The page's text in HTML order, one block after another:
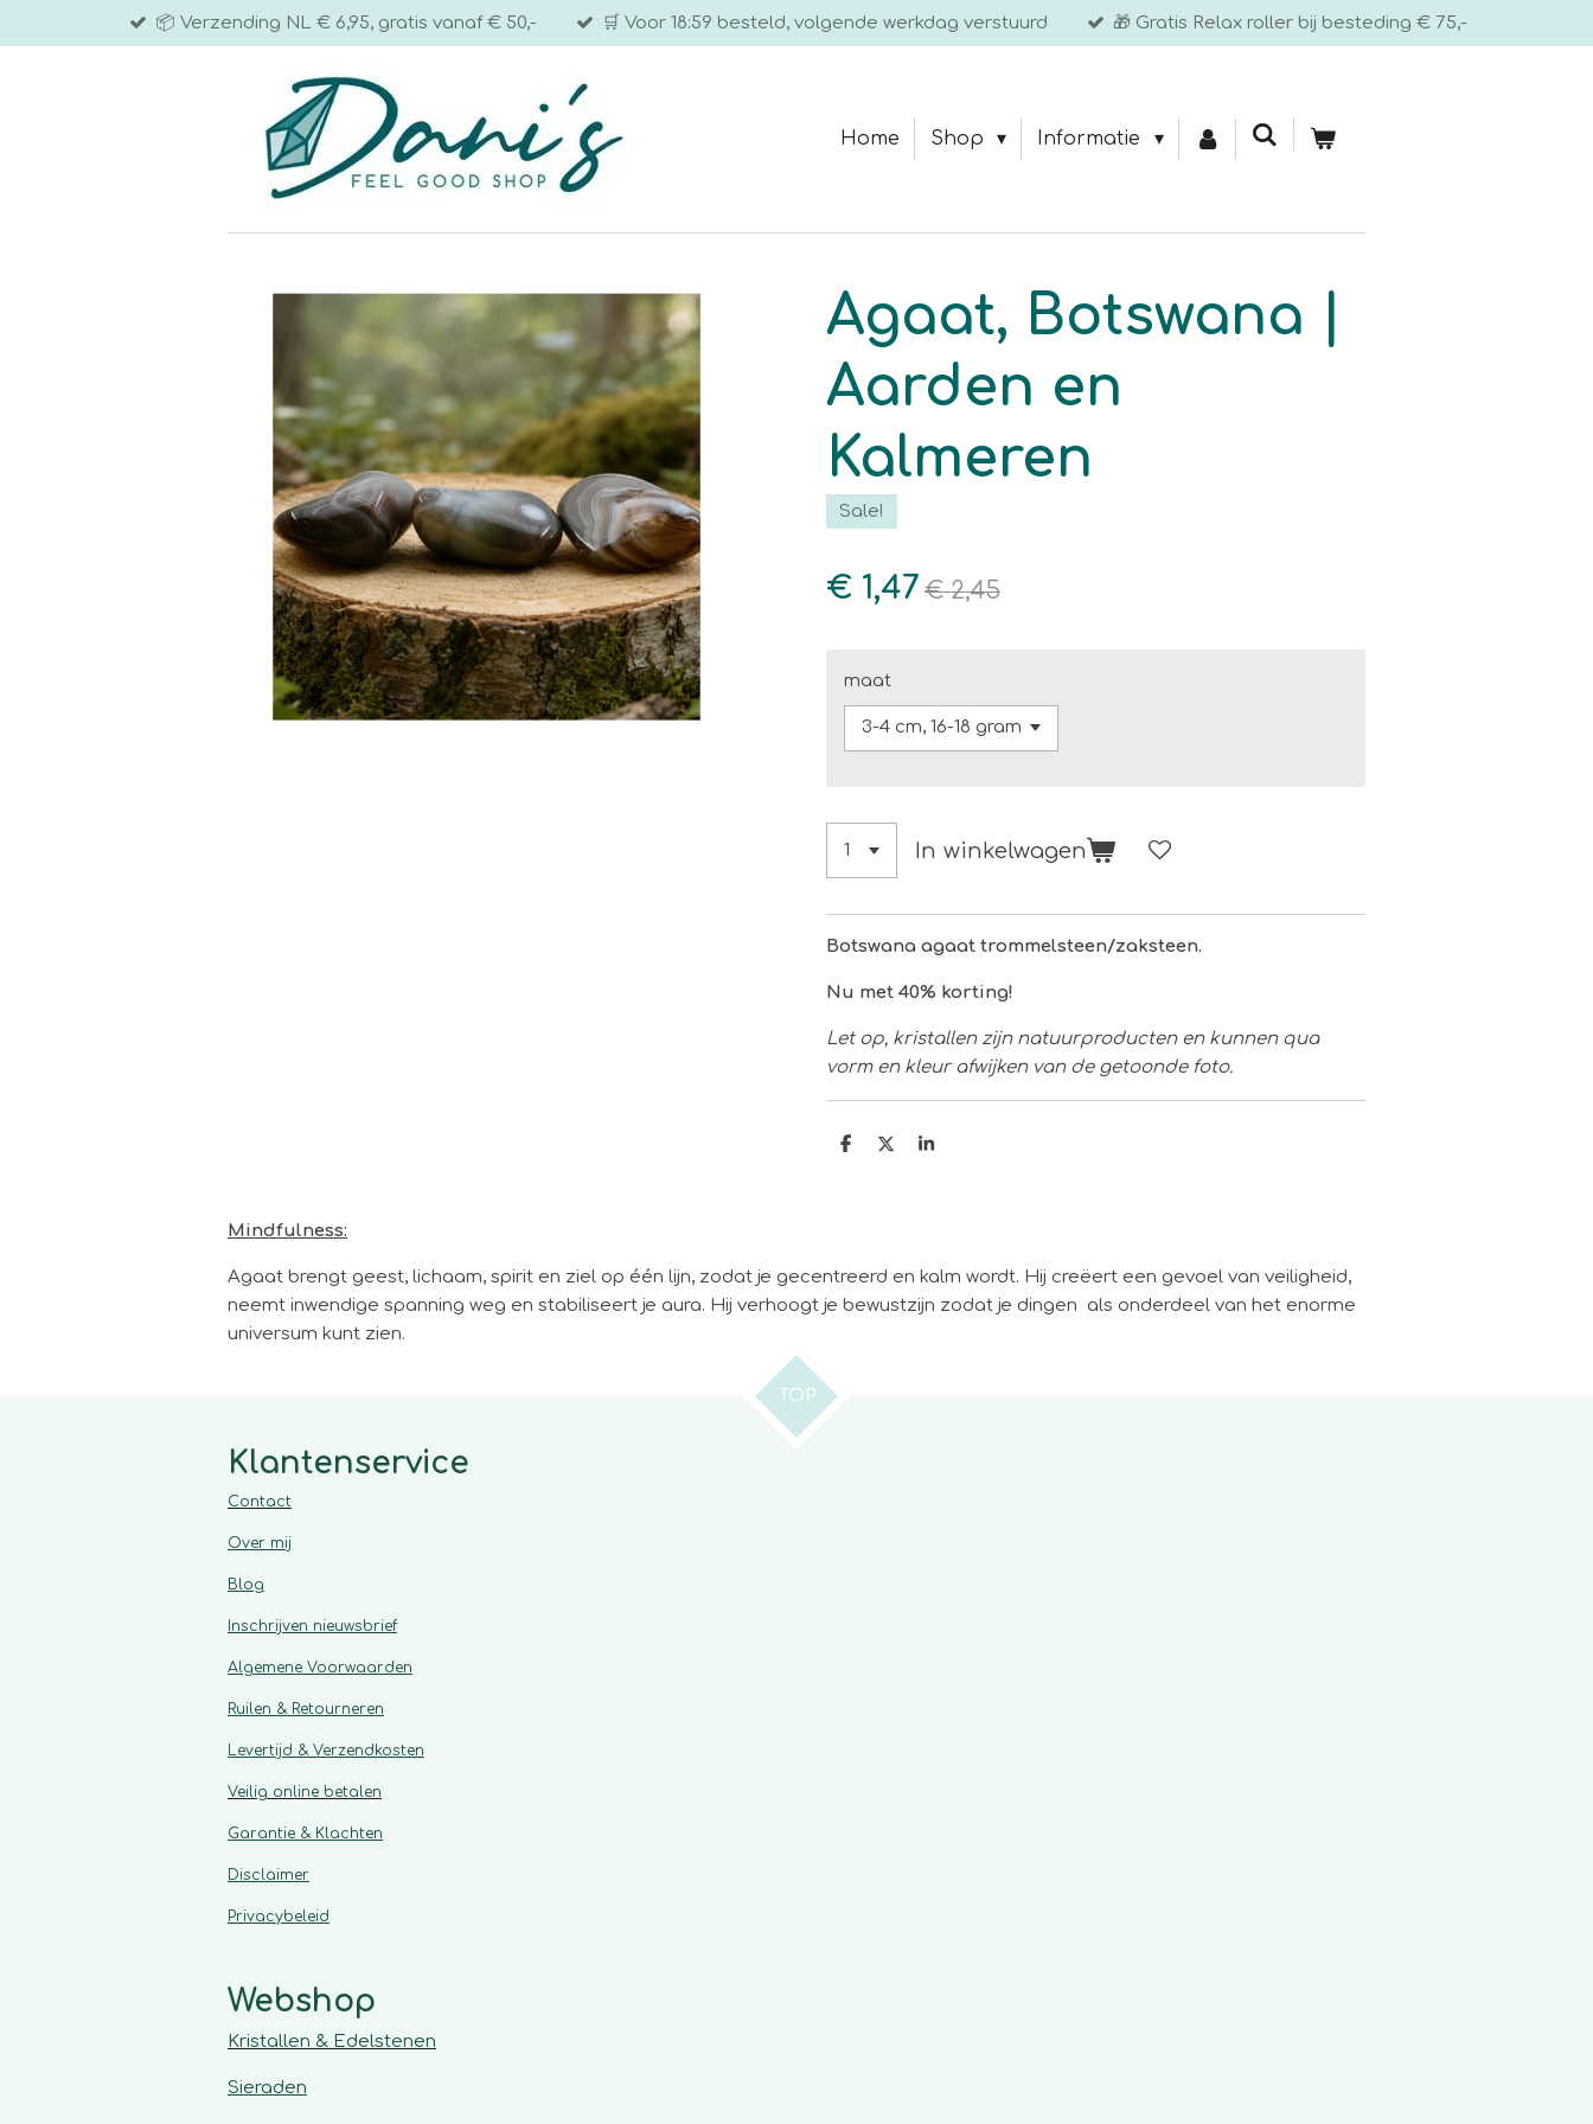
direct
📦 Verzending NL € 6,95, gratis vanaf € 50,- 🛒 Voor 18:59 besteld, volgende werkdag verstuurd 🎁 Gratis Relax roller bij besteding € 75,-
Home Shop Informatie
Agaat, Botswana |
Aarden en
Kalmeren
Sale!
€ 1,47 € 2,45
maat
In winkelwagen
Botswana agaat trommelsteen/zaksteen.
Nu met 40% korting!
Let op, kristallen zijn natuurproducten en kunnen qua
vorm en kleur afwijken van de getoonde foto.
D
D
S
Mindfulness:
Agaat brengt geest, lichaam, spirit en ziel op één lijn, zodat je gecentreerd en kalm wordt. Hij creëert een gevoel van veiligheid,
neemt inwendige spanning weg en stabiliseert je aura. Hij verhoogt je bewustzijn zodat je dingen als onderdeel van het enorme
universum kunt zien.
TOP
Klantenservice
Contact
Over mij
Blog
Inschrijven nieuwsbrief
Algemene Voorwaarden
Ruilen & Retourneren
Levertijd & Verzendkosten
Veilig online betalen
Garantie & Klachten
Disclaimer
Privacybeleid
Webshop
Kristallen & Edelstenen
Sieraden